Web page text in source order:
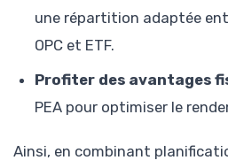
une répartition adaptée
OPC et ETF.
Profiter des avantages
PEA pour optimiser le
Ainsi, en combinant